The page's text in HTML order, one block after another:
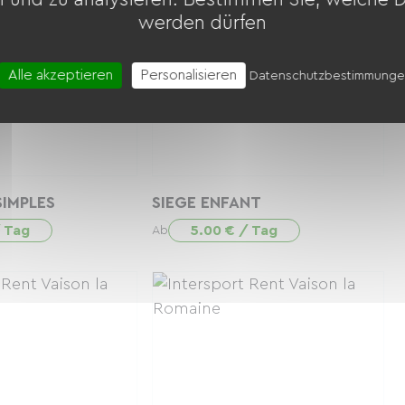
SIEGE ENFANT
Ab 5.00 € / Tag
werden dürfen
Alle akzeptieren Personalisieren